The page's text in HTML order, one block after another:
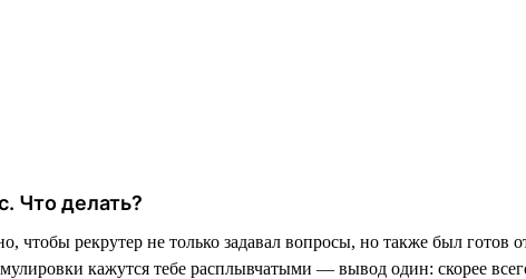
Что делать?
рекрутер не только задавал вопросы, но также был готов
кажутся тебе расплывчатыми — вывод один: скорее